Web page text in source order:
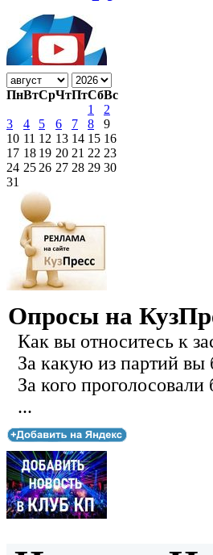
ПнВтСрЧтПтСбВс
1
2
3
4 5 6 7 8
9
10 11 12 13 14 15 16
17 18 19 20 21 22 23
24 25 26 27 28 29 30
31
Опросы на
Как вы относитесь к
За какую из партий вы
За кого
...